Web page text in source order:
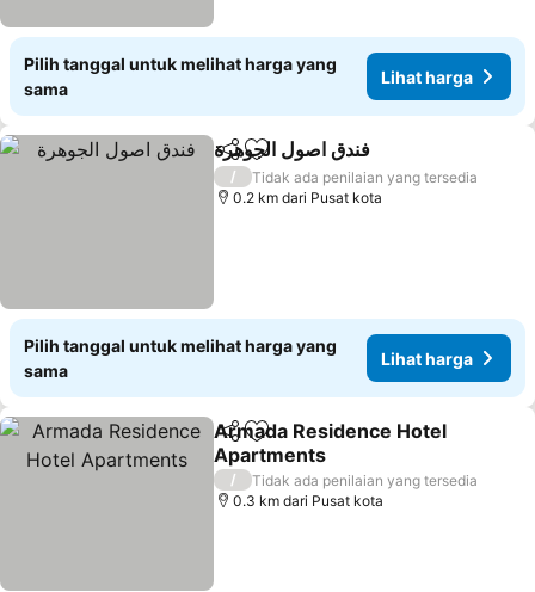
Pilih tanggal untuk melihat harga yang
sama
Lihat harga
BagikanTambahkan ke favorit
فندق اصول الجوهرة
/
Tidak ada penilaian yang tersedia
0.2 km dari Pusat kota
Pilih tanggal untuk melihat harga yang
sama
Lihat harga
BagikanTambahkan ke favorit
Armada Residence Hotel
Apartments
Lihat harga
/
Tidak ada penilaian yang tersedia
0.3 km dari Pusat kota